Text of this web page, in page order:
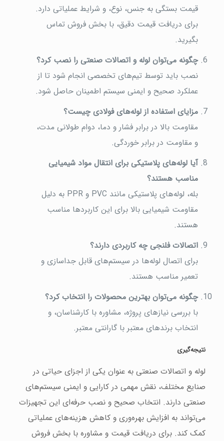
قیمت بستگی به جنس، نوع، و شرایط عملیاتی دارد.
برای دریافت قیمت دقیق، با بخش فروش تماس
بگیرید.
چگونه می‌توان لوله و اتصالات صنعتی را نصب کرد؟
نصب باید توسط تیم‌های تخصصی انجام شود تا از
عملکرد صحیح و ایمنی سیستم اطمینان حاصل شود.
مزایای استفاده از لوله‌های فولادی چیست؟
مقاومت بالا در برابر فشار و دما، دوام طولانی مدت،
و مقاومت در برابر خوردگی.
آیا لوله‌های پلاستیکی برای انتقال مواد شیمیایی
مناسب هستند؟
بله، لوله‌های پلاستیکی مانند PVC و PPR به دلیل
مقاومت شیمیایی بالا برای این کاربردها مناسب
هستند.
اتصالات فلنجی چه کاربردی دارند؟
برای اتصال لوله‌ها در سیستم‌های قابل جداسازی و
تعمیر مناسب هستند.
چگونه می‌توان بهترین محصولات را انتخاب کرد؟
با بررسی نیازهای پروژه، مشاوره با کارشناسان، و
انتخاب برندهای معتبر با گارانتی معتبر.
نتیجه‌گیری
لوله و اتصالات صنعتی به عنوان یکی از اجزای حیاتی در
صنایع مختلف، نقش مهمی در کارایی و ایمنی سیستم‌های
صنعتی دارند. انتخاب صحیح و نصب حرفه‌ای این تجهیزات
می‌تواند به افزایش بهره‌وری و کاهش هزینه‌های عملیاتی
کمک کند. برای دریافت قیمت و مشاوره با بخش فروش